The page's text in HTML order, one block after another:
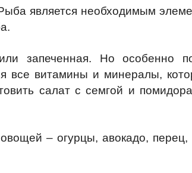
является необходимым
запеченная. Но особенно
все витамины и минералы,
салат с семгой и
– огурцы, авокадо, перец,